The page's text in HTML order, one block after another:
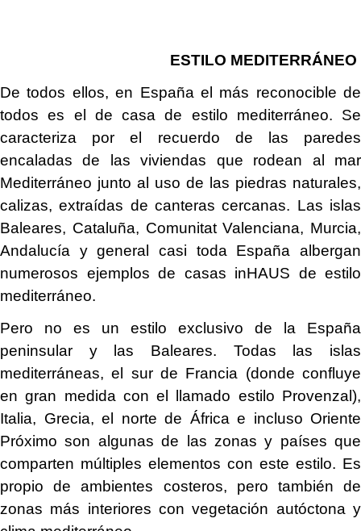
ESTILO MEDITERRÁNEO
De todos ellos, en España el más reconocible de
todos es el de casa de estilo mediterráneo. Se
caracteriza por el recuerdo de las paredes
encaladas de las viviendas que rodean al mar
Mediterráneo junto al uso de las piedras naturales,
calizas, extraídas de canteras cercanas. Las islas
Baleares, Cataluña, Comunitat Valenciana, Murcia,
Andalucía y general casi toda España albergan
numerosos ejemplos de casas inHAUS de estilo
mediterráneo.
Pero no es un estilo exclusivo de la España
peninsular y las Baleares. Todas las islas
mediterráneas, el sur de Francia (donde confluye
en gran medida con el llamado estilo Provenzal),
Italia, Grecia, el norte de África e incluso Oriente
Próximo son algunas de las zonas y países que
comparten múltiples elementos con este estilo. Es
propio de ambientes costeros, pero también de
zonas más interiores con vegetación autóctona y